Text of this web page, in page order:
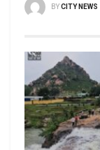
BYCITY NEWS